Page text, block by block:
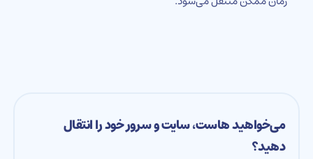
می‌خواهید هاست، سایت و سرور خود را انتقال
دهید؟